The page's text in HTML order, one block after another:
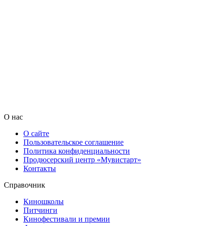
О нас
О сайте
Пользовательское соглашение
Политика конфиденциальности
Продюсерский центр «Мувистарт»
Контакты
Справочник
Киношколы
Питчинги
Кинофестивали и премии